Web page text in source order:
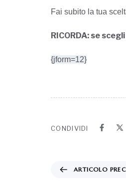
Fai subito la tua
RICORDA: se
{jform=12}
CONDIVIDI
ARTICOLO